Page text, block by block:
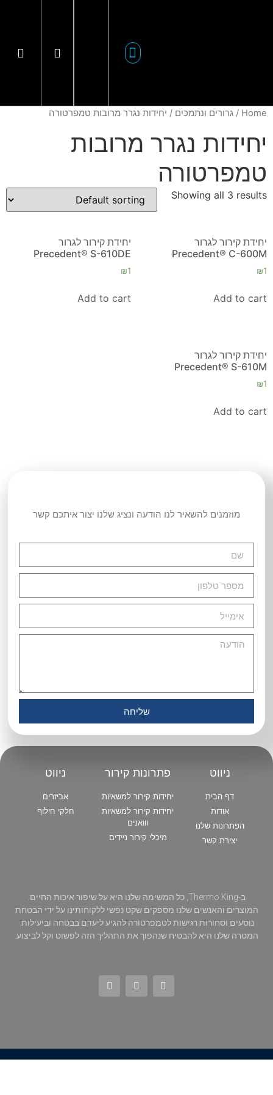
Home
/ גרורים ונתמכים / יחידות נגרר מרובות טמפרטורה
יחידות נגרר מרובות
טמפרטורה
Showing all 3 results
יחידת קירור לגרור
Precedent® C-600M
₪1
Add to cart
יחידת קירור לגרור
Precedent® S-610DE
₪1
Add to cart
יחידת קירור לגרור
Precedent® S-610M
₪1
Add to cart
מוזמנים להשאיר לנו הודעה ונציג שלנו יצור איתכם קשר
שליחה
ניווט
דף הבית
אודות
הפתרונות שלנו
יצירת קשר
פתרונות קירור
יחידות קירור למשאיות
יחידות קירור למשאיות
ווואנים
מיכלי קירור ניידים
ניווט
אביזרים
חלקי חילוף
ב-Thermo King, כל המשימה שלנו היא על שיפור איכות החיים.
המוצרים והאנשים שלנו מספקים שקט נפשי ללקוחותינו על ידי הבטחת
נוסעים וסחורות רגישות לטמפרטורה להגיע ליעדם בבטחה וביעילות.
המטרה שלנו היא להבטיח שנהפוך את התהליך הזה לפשוט וקל לביצוע.